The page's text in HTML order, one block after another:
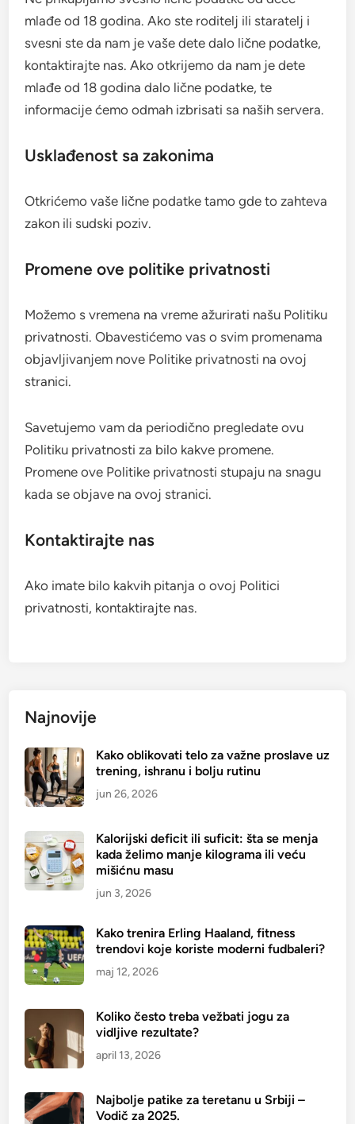
mlađe od 18 godina. Ako ste roditelj ili staratelj i
svesni ste da nam je vaše dete dalo lične podatke,
kontaktirajte nas. Ako otkrijemo da nam je dete
mlađe od 18 godina dalo lične podatke, te
informacije ćemo odmah izbrisati sa naših servera.
Usklađenost sa zakonima
Otkrićemo vaše lične podatke tamo gde to zahteva
zakon ili sudski poziv.
Promene ove politike privatnosti
Možemo s vremena na vreme ažurirati našu Politiku
privatnosti. Obavestićemo vas o svim promenama
objavljivanjem nove Politike privatnosti na ovoj
stranici.
Savetujemo vam da periodično pregledate ovu
Politiku privatnosti za bilo kakve promene.
Promene ove Politike privatnosti stupaju na snagu
kada se objave na ovoj stranici.
Kontaktirajte nas
Ako imate bilo kakvih pitanja o ovoj Politici
privatnosti, kontaktirajte nas.
Najnovije
Kako oblikovati telo za važne proslave uz
trening, ishranu i bolju rutinu
jun 26, 2026
Kalorijski deficit ili suficit: šta se menja
kada želimo manje kilograma ili veću
mišićnu masu
jun 3, 2026
Kako trenira Erling Haaland, fitness
trendovi koje koriste moderni fudbaleri?
maj 12, 2026
Koliko često treba vežbati jogu za
vidljive rezultate?
april 13, 2026
Najbolje patike za teretanu u Srbiji –
Vodič za 2025.